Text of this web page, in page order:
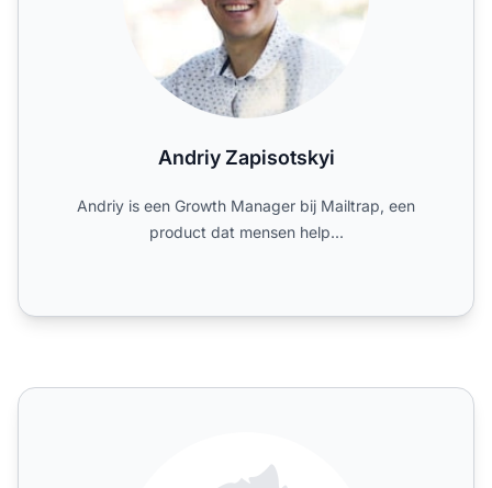
Andriy Zapisotskyi
Andriy is een Growth Manager bij Mailtrap, een
product dat mensen help...